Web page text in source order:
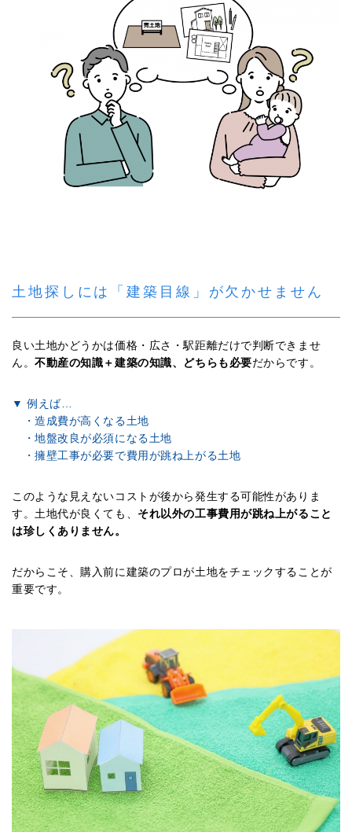
土地探しには「建築目線」が欠かせません
良い土地かどうかは価格・広さ・駅距離だけで判断できませ
ん。不動産の知識＋建築の知識、どちらも必要だからです。
▼ 例えば…
・造成費が高くなる土地
・地盤改良が必須になる土地
・擁壁工事が必要で費用が跳ね上がる土地
このような見えないコストが後から発生する可能性がありま
す。土地代が良くても、 それ以外の工事費用が跳ね上がること
は珍しくありません。
だからこそ、購入前に建築のプロが土地をチェックすることが
重要です。